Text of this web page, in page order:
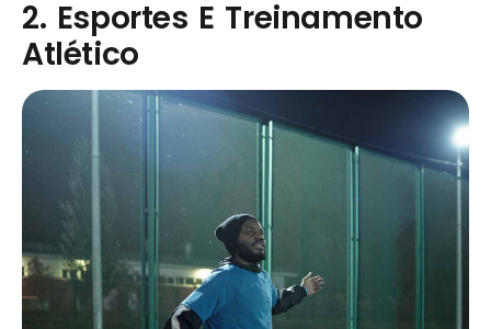
2. Esportes E Treinamento
Atlético